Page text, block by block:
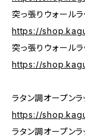
突っ張りウォール
https://
突っ張りウォール
https://
ラタン調オープン
https://
ラタン調オープン